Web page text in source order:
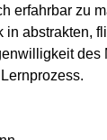
erfahrbar zu
in abstrakten,
des